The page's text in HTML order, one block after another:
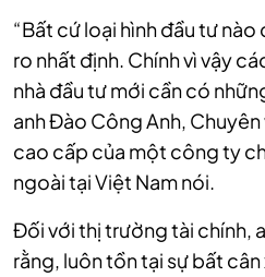
“Bất cứ loại hình đầu tư
ro nhất định. Chính vì vậy
nhà đầu tư mới cần có
anh Đào Công Anh,
cao cấp của một công ty
ngoài tại Việt Nam nói.
Đối với thị trường tài chính,
rằng, luôn tồn tại sự bất